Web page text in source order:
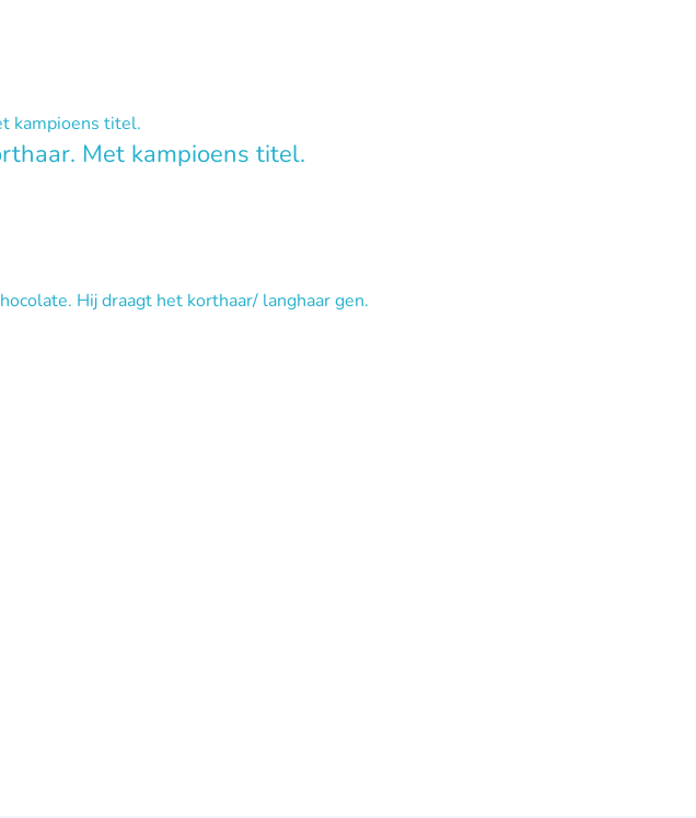
Met kampioens titel.
Hij draagt het korthaar/ langhaar gen.